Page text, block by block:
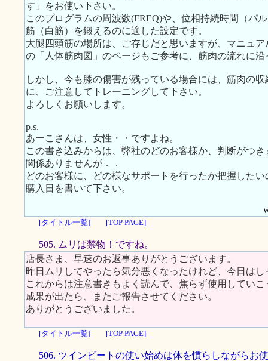
す」をお使い下さい。
このプログラムの周波数(FREQ)や、位相持続時間（パ
筋（白筋）を鍛えるのに適した設定です。
大腿四頭筋の場所は、ご存じだと思いますが、マニュ
の「人体筋肉図」のページもご参考に、筋肉の流れに
しかし、今も膝の傷害が残っている場合には、筋肉の
に、ご注意してトレーニングして下さい。
よろしくお願いします。
p.s.
あーこさんは、女性・・ですよね。
この書き込みからは、弊社のどのお客様か、判断がつ
関係ありませんが．．
どのお客様に、どの様なサポートを行ったか把握した
購入日を書いて下さい。
[タイトル一覧]
[TOP PAGE]
505. ムリは禁物！ですね。
店長さま、早速のお返事ありがとうございます。
昨日ムリしてやったら気分悪くなったけれど、今日は
これからは注意書きもよく読んで、焦らず使用してい
成果が出たら、またご報告させてください。
ありがとうございました。
[タイトル一覧] [TOP PAGE]
506. ツインビートの使い始めは体を慣らしながらお